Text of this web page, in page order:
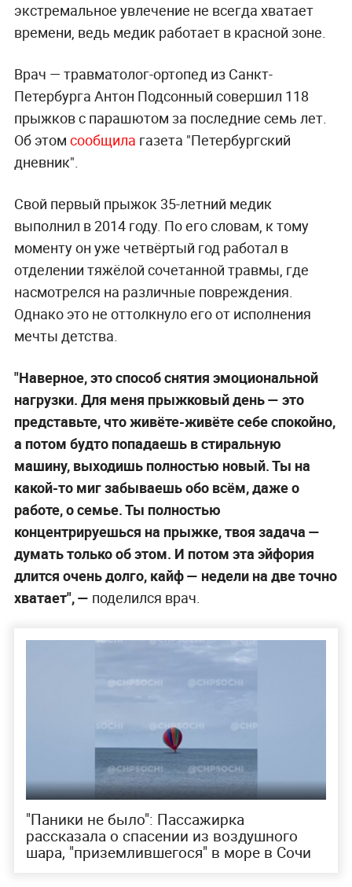
экстремальное увлечение не всегда хватает
времени, ведь медик работает в красной зоне.
Врач — травматолог-ортопед из Санкт-
Петербурга Антон Подсонный совершил 118
прыжков с парашютом за последние семь лет.
Об этом сообщила газета "Петербургский
дневник".
Свой первый прыжок 35-летний медик
выполнил в 2014 году. По его словам, к тому
моменту он уже четвёртый год работал в
отделении тяжёлой сочетанной травмы, где
насмотрелся на различные повреждения.
Однако это не оттолкнуло его от исполнения
мечты детства.
"Наверное, это способ снятия эмоциональной
нагрузки. Для меня прыжковый день — это
представьте, что живёте-живёте себе спокойно,
а потом будто попадаешь в стиральную
машину, выходишь полностью новый. Ты на
какой-то миг забываешь обо всём, даже о
работе, о семье. Ты полностью
концентрируешься на прыжке, твоя задача —
думать только об этом. И потом эта эйфория
длится очень долго, кайф — недели на две точно
хватает", — поделился врач.
"Паники не было": Пассажирка
рассказала о спасении из воздушного
шара, "приземлившегося" в море в Сочи